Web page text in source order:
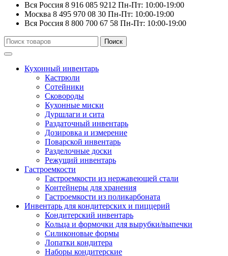
Вся Россия 8 916 085 9212 Пн-Пт: 10:00-19:00
Москва 8 495 970 08 30 Пн-Пт: 10:00-19:00
Вся Россия 8 800 700 67 58 Пн-Пт: 10:00-19:00
Искать:
Поиск
Кухонный инвентарь
Кастрюли
Сотейники
Сковороды
Кухонные миски
Дуршлаги и сита
Раздаточный инвентарь
Дозировка и измерение
Поварской инвентарь
Разделочные доски
Режущий инвентарь
Гастроемкости
Гастроемкости из нержавеющей стали
Контейнеры для хранения
Гастроемкости из поликарбоната
Инвентарь для кондитерских и пиццерий
Кондитерский инвентарь
Кольца и формочки для вырубки/выпечки
Силиконовые формы
Лопатки кондитера
Наборы кондитерские